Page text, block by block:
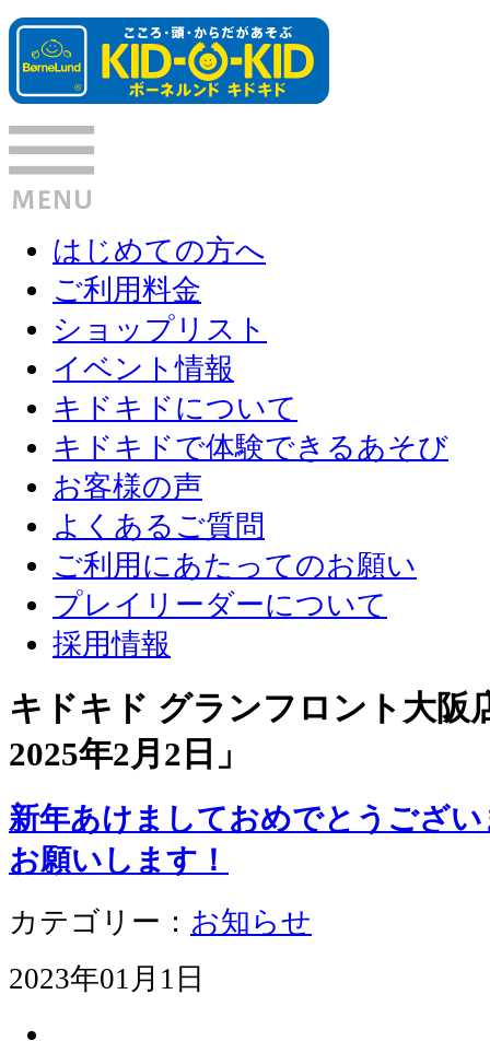
はじめての方へ
ご利用料金
ショップリスト
イベント情報
キドキドについて
キドキドで体験できるあそび
お客様の声
よくあるご質問
ご利用にあたってのお願い
プレイリーダーについて
採用情報
キドキド グランフロント大
2025年2月2日 」
新年あけましておめでとうござ
お願いします！
カテゴリー： お知らせ
2023年01月1日